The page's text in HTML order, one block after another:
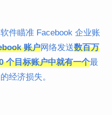
件瞄准 Facebook 企业账
账户网络发送数百万
个目标账户中就有一个最
经济损失。